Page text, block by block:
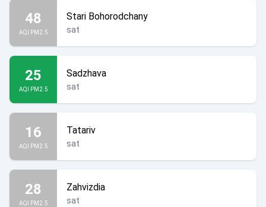
48
AQI PM2.5
Stari Bohorodchany
sat
25
AQI PM2.5
Sadzhava
sat
16
AQI PM2.5
Tatariv
sat
28
AQI PM2.5
Zahvizdia
sat